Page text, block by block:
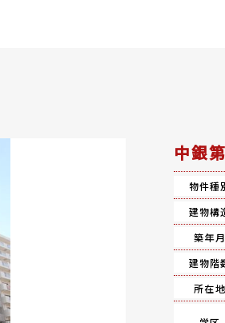
中銀
物件種
建物構
築年月
建物階
所在地